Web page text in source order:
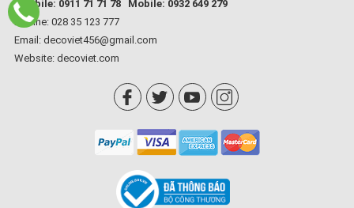
Mobile: 0911 71 71 78
Mobile: 0932 649 279
Hotline: 028 35 123 777
Email: decoviet456@gmail.com
Website: decoviet.com